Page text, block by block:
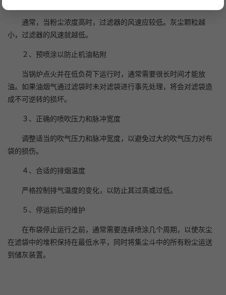
通常，当粉尘浓度高时，过滤器的风速应较低。灰尘颗粒越
小，过滤器的风速就越低。
２、预喷涂以防止机油粘附
当锅炉点火并在低负荷下运行时，通常需要很长时间才能放
油。如果油烟气通过滤袋时未对滤袋进行事先处理，将会对滤袋造
成不可逆转的损坏。
３、正确的喷吹压力和脉冲宽度
调整适当的吹气压力和脉冲宽度，以避免过大的吹气压力对布
袋的损伤。
４、合适的排烟温度
严格控制排气温度的变化，以防止其过高或过低。
５、停运前后的维护
在布袋停止运行之前，通常需要连续喷涂几个周期，以使灰尘
在滤袋中的堆积保持在最低水平，同时将集尘斗中的所有粉尘运送
到储灰装置。